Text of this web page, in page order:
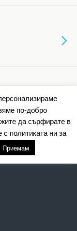
по-добро
да сърфирате в
политиката ни за
Приемам